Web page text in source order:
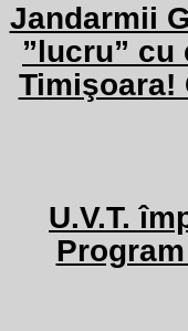
Jandarmii
”lucru”
Timişoara!
U.V.T.